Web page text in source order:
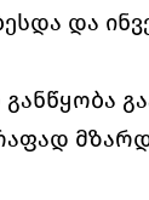
და